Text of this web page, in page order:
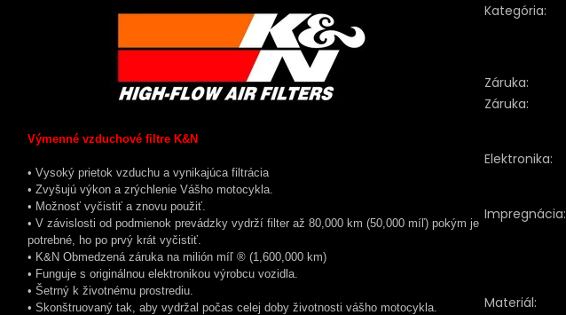
Výmenné vzduchové filtre K&N
• Vysoký prietok vzduchu a vynikajúca filtrácia
• Zvyšujú výkon a zrýchlenie Vášho motocykla.
• Možnosť vyčistiť a znovu použiť.
• V závislosti od podmienok prevádzky vydrží filter až 80,000 km (50,000 míľ) pokým je
potrebné, ho po prvý krát vyčistiť.
• K&N Obmedzená záruka na milión míľ ® (1,600,000 km)
• Funguje s originálnou elektronikou výrobcu vozidla.
• Šetrný k životnému prostrediu.
• Skonštruovaný tak, aby vydržal počas celej doby životnosti vášho motocykla.
Kategória:
Záruka:
Záruka:
Elektronika:
Impregnácia:
Materiál: